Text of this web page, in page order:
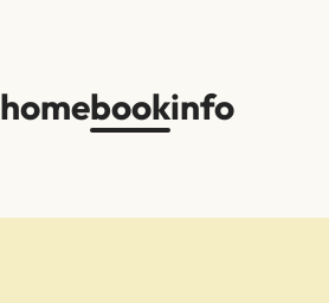
homebookinfo